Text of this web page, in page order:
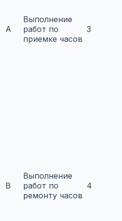
A
Выполнение
работ по
приемке часов
3
B
Выполнение
работ по
ремонту часов
4